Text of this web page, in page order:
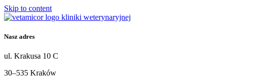
Skip to content
Nasz adres
ul. Krakusa 10 C
30–535 Kraków